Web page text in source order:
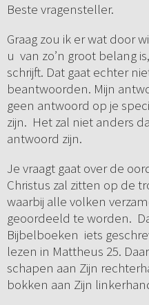
Beste vragensteller.
Graag zou ik er wat door
u van zo’n groot belang
schrijft. Dat gaat echter
beantwoorden. Mijn
geen antwoord op je
zijn. Het zal niet anders
antwoord zijn.
Je vraagt gaat over de
Christus zal zitten op de
waarbij alle volken
geoordeeld te worden.
Bijbelboeken iets
lezen in Mattheus 25.
schapen aan Zijn
bokken aan Zijn